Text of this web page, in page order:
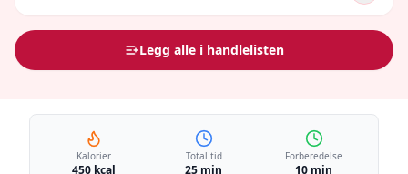
Legg alle i handlelisten
Kalorier
450 kcal
Total tid
25 min
Forberedelse
10 min